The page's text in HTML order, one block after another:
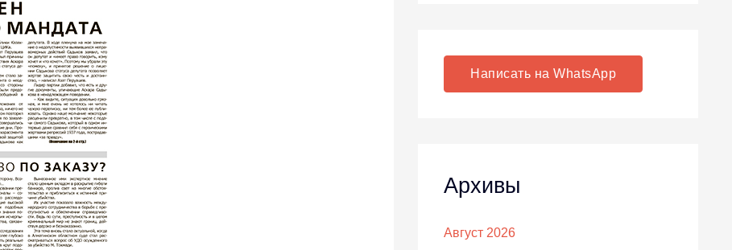
Написать на WhatsApp
Архивы
Август 2026